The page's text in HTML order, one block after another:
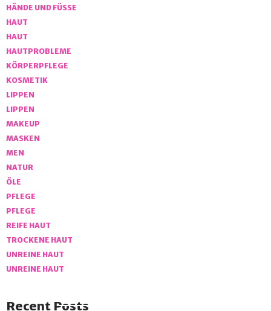
HÄNDE UND FÜSSE
HAUT
HAUT
HAUTPROBLEME
KÖRPERPFLEGE
KOSMETIK
LIPPEN
LIPPEN
MAKEUP
MASKEN
MEN
NATUR
ÖLE
PFLEGE
PFLEGE
REIFE HAUT
TROCKENE HAUT
UNREINE HAUT
UNREINE HAUT
Recent Posts